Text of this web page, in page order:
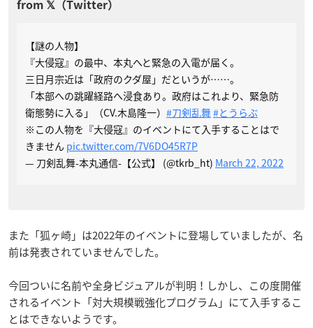
【謎の人物】
『大侵寇』の最中、本丸へと緊急の入電が届く。
三日月宗近は「政府のクダ屋」だというが……。
「本部への跳躍経路へ浸食あり。政府はこれより、緊急防
衛態勢に入る」（CV.木島隆一） #刀剣乱舞#とうらぶ
※この人物を『大侵寇』のイベントにて入手することはで
きません pic.twitter.com/7V6DO45R7P
— 刀剣乱舞-本丸通信-【公式】 (@tkrb_ht) March 22, 2022
また「狐ヶ崎」は2022年のイベントに登場していましたが、名
前は発表されていませんでした。
今回ついに名前や全身ビジュアルが判明！しかし、この度開催
されるイベント「対大規模戦強化プログラム」にて入手するこ
とはできないようです。